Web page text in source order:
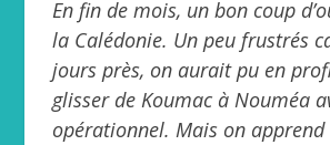
En fin de mois, un bon coup
la Calédonie. Un peu frustrés
jours près, on aurait pu en
glisser de Koumac à Nouméa
opérationnel. Mais on apprend